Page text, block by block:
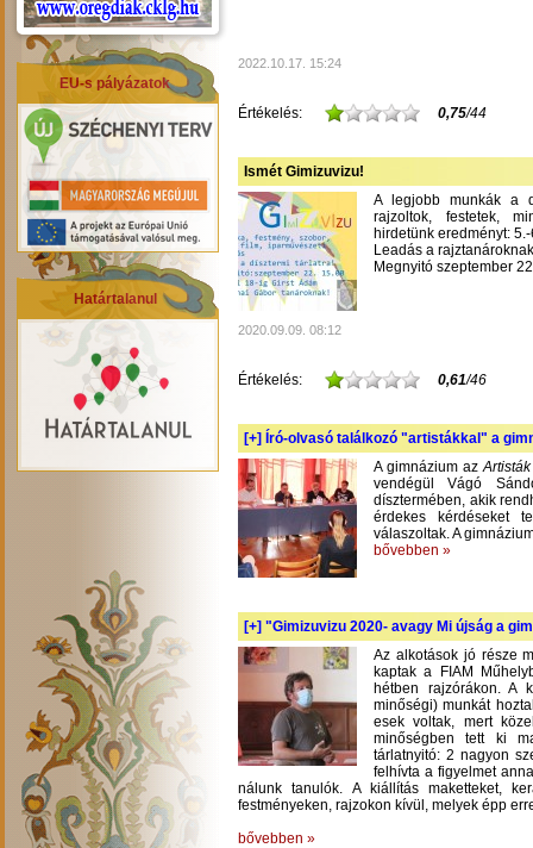
EU-s pályázatok
Határtalanul
2022.10.17. 15:24
Értékelés: 0,75/44
Ismét Gimizuvizu!
A legjobb munkák a
rajzoltok, festetek,
hirdetünk eredményt:
Leadás a
Megnyitó szeptember
2020.09.09. 08:12
Értékelés: 0,61/46
[+] Író-olvasó találkozó "artistákkal" a
A gimnázium az
vendégül Vágó
dísztermében, akik
érdekes kérdéseket
válaszoltak. A
bővebben »
[+] "Gimizuvizu 2020- avagy Mi újság a
Az alkotások jó része
kaptak a FIAM
hétben rajzórákon. A
minőségi) munkát
esek voltak, mert
minőségben tett ki
tárlatnyitó: 2 nagyon
felhívta a figyelmet
nálunk tanulók. A kiállítás maketteket,
festményeken, rajzokon kívül, melyek épp
bővebben »